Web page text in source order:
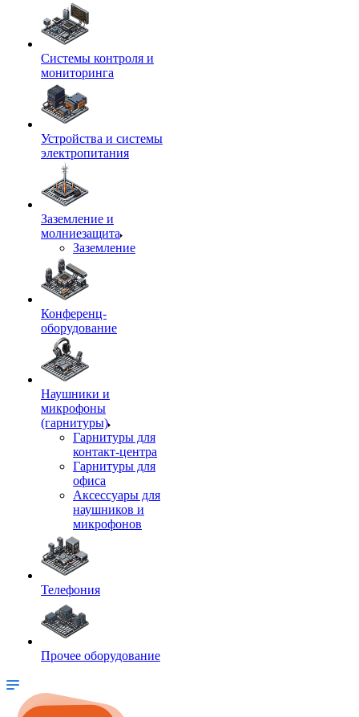
Системы контроля и
мониторинга
Устройства и системы
электропитания
Заземление и
молниезащита
Заземление
Конференц-
оборудование
Наушники и
микрофоны
(гарнитуры)
Гарнитуры для
контакт-центра
Гарнитуры для
офиса
Аксессуары для
наушников и
микрофонов
Телефония
Прочее оборудование